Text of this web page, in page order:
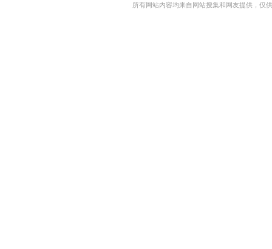
所有网站内容均来自网站搜集和网友提供，仅